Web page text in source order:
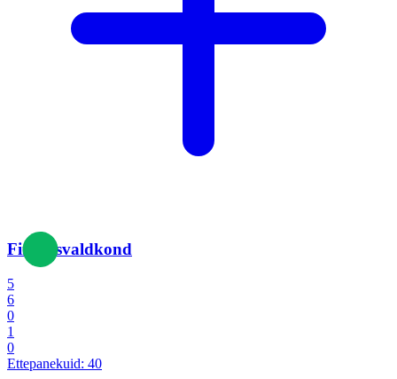
Finantsvaldkond
5
6
0
1
0
Ettepanekuid: 40